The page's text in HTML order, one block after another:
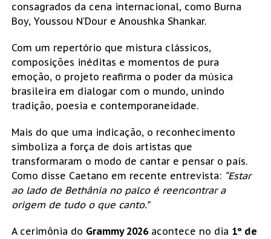
consagrados da cena internacional, como Burna
Boy, Youssou N’Dour e Anoushka Shankar.
Com um repertório que mistura clássicos,
composições inéditas e momentos de pura
emoção, o projeto reafirma o poder da música
brasileira em dialogar com o mundo, unindo
tradição, poesia e contemporaneidade.
Mais do que uma indicação, o reconhecimento
simboliza a força de dois artistas que
transformaram o modo de cantar e pensar o país.
Como disse Caetano em recente entrevista: “Estar
ao lado de Bethânia no palco é reencontrar a
origem de tudo o que canto.”
A cerimônia do Grammy 2026acontece no dia 1º de